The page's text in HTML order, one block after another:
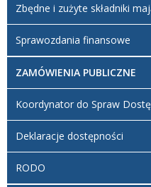
Zbędne i zużyte składniki
Sprawozdania finansowe
ZAMÓWIENIA PUBLICZNE
Koordynator do Spraw
Deklaracje dostępności
RODO